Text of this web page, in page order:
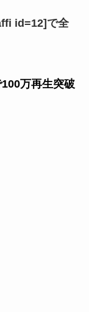
id=12]で全
100万再生突破